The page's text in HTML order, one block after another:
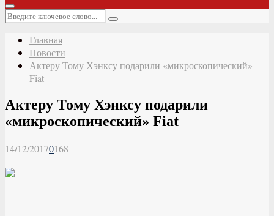
Основное
меню
Искать:
Поиск
Главная
Новости
Актеру Тому Хэнксу подарили «микроскопический»
Fiat
Актеру Тому Хэнксу подарили
«микроскопический» Fiat
14/12/20170168